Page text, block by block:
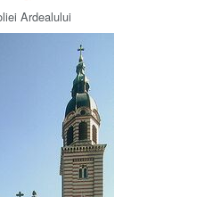
Ardealului